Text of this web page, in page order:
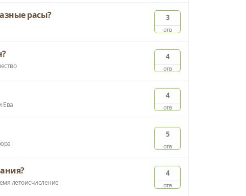
3
отв
расы?
4
отв
4
отв
Ева
5
отв
4
отв
летоисчисление